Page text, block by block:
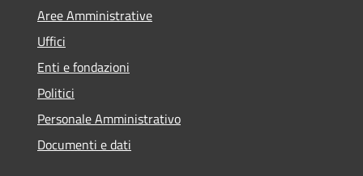
Aree Amministrative
Uffici
Enti e fondazioni
Politici
Personale Amministrativo
Documenti e dati